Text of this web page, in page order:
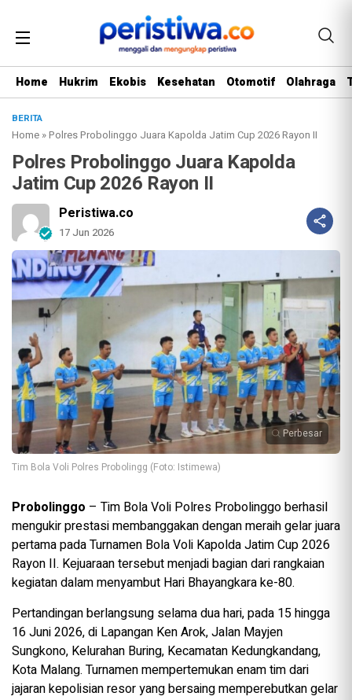
Home Hukrim Ekobis Kesehatan Otomotif Olahraga
BERITA
Home »Polres Probolinggo Juara Kapolda Jatim Cup 2026 Rayon II
Polres Probolinggo Juara Kapolda
Jatim Cup 2026 Rayon II
Peristiwa.co
17 Jun 2026
Perbesar
Tim Bola Voli Polres Probolingg (Foto: Istimewa)
Probolinggo – Tim Bola Voli Polres Probolinggo berhasil
mengukir prestasi membanggakan dengan meraih gelar juara
pertama pada Turnamen Bola Voli Kapolda Jatim Cup 2026
Rayon II. Kejuaraan tersebut menjadi bagian dari rangkaian
kegiatan dalam menyambut Hari Bhayangkara ke-80.
Pertandingan berlangsung selama dua hari, pada 15 hingga
16 Juni 2026, di Lapangan Ken Arok, Jalan Mayjen
Sungkono, Kelurahan Buring, Kecamatan Kedungkandang,
Kota Malang. Turnamen mempertemukan enam tim dari
jajaran kepolisian resor yang bersaing memperebutkan gelar